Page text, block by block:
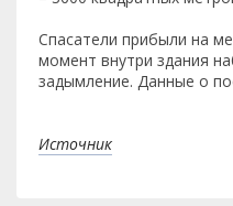
Спасатели прибыли на
момент внутри здания
задымление. Данные о
Источник